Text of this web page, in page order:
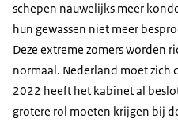
schepen nauwelijks meer
hun gewassen niet meer
Deze extreme zomers worden
normaal. Nederland moet zich
2022 heeft het kabinet al
grotere rol moeten krijgen bij